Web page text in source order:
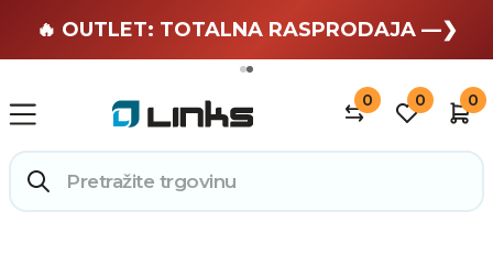
🏄 Zaslužuješ odmor —❯
🔥 OUTLET: TOTALNA RASPRODAJA —❯
0 0 0